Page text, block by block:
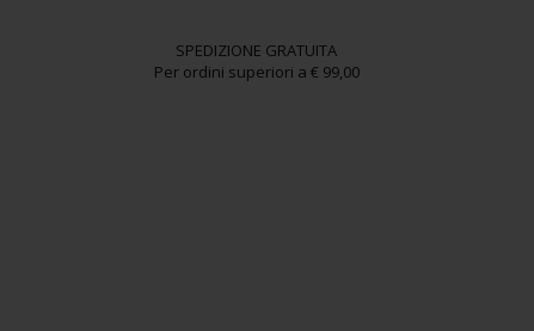
SPEDIZIONE GRATUITA
Per ordini superiori a € 99,00